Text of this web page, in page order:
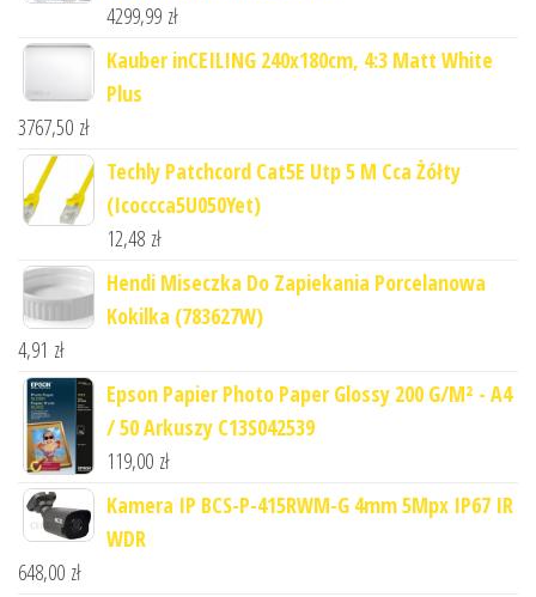
4299,99 zł
Kauber inCEILING 240x180cm, 4:3 Matt White
Plus
3767,50 zł
Techly Patchcord Cat5E Utp 5 M Cca Żółty
(Icoccca5U050Yet)
12,48 zł
Hendi Miseczka Do Zapiekania Porcelanowa
Kokilka (783627W)
4,91 zł
Epson Papier Photo Paper Glossy 200 G/M² - A4
/ 50 Arkuszy C13S042539
119,00 zł
Kamera IP BCS-P-415RWM-G 4mm 5Mpx IP67 IR
WDR
648,00 zł